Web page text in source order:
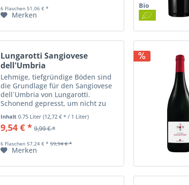
6 Flaschen 51,06 € *
Merken
Bio
Lungarotti Sangiovese
dell'Umbria
Lehmige, tiefgründige Böden sind
die Grundlage für den Sangiovese
dell´Umbria von Lungarotti.
Schonend gepresst, um nicht zu
kräftige Tannine zu erhalten,
anschließend im Edelstahltank
ausgebaut ist der Sangiovese ein
Inhalt 0.75 Liter (12,72 € * / 1 Liter)
9,54 € * 9,99 € *
6 Flaschen 57,24 € * 59,94 € *
Merken